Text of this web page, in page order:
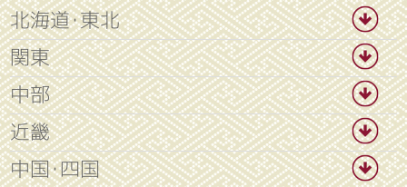
北海道・東北
関東
中部
近畿
中国・四国